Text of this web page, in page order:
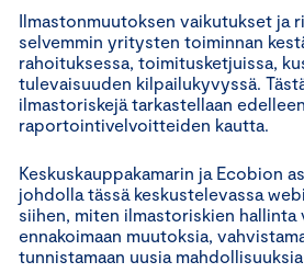
Ilmastonmuutoksen vaikutukset ja
selvemmin yritysten toiminnan
rahoituksessa, toimitusketjuissa,
tulevaisuuden kilpailukyvyssä.
ilmastoriskejä tarkastellaan
raportointivelvoitteiden kautta.
Keskuskauppakamarin ja Ecobion
johdolla tässä keskustelevassa
siihen, miten ilmastoriskien
ennakoimaan muutoksia,
tunnistamaan uusia